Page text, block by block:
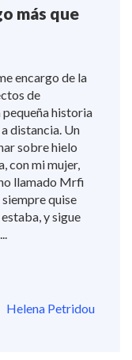
más que
encargo de la
de
pequeña historia
distancia. Un
sobre hielo
con mi mujer,
llamado Mrfi
quise
y sigue
Helena Petridou